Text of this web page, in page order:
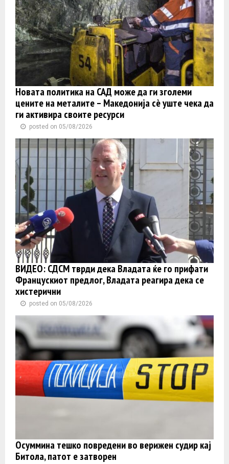
Новата политика на САД може да ги зголеми
цените на металите – Македонија сè уште чека да
ги активира своите ресурси
posted on 05/08/2026
ВИДЕО: СДСМ тврди дека Владата ќе го прифати
Францускиот предлог, Владата реагира дека се
хистерични
posted on 05/08/2026
Осуммина тешко повредени во верижен судир кај
Битола, патот е затворен